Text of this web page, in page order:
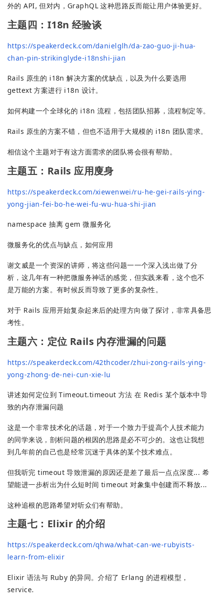
外的 API, 但对内，GraphQL 这种思路反而能让用户体验更好。
主题四：I18n 经验谈
https://speakerdeck.com/danielglh/da-zao-guo-ji-hua-
chan-pin-strikinglyde-i18nshi-jian
Rails 原生的 i18n 解决方案的优缺点，以及为什么要选用
gettext 方案进行 i18n 设计。
如何构建一个全球化的 i18n 流程，包括团队招募，流程制定等。
Rails 原生的方案不错，但也不适用于大规模的 i18n 团队需求。
相信这个主题对于有这方面需求的团队将会很有帮助。
主题五：Rails 应用廋身
https://speakerdeck.com/xiewenwei/ru-he-gei-rails-ying-
yong-jian-fei-bo-he-wei-fu-wu-hua-shi-jian
namespace 抽离 gem 微服务化
微服务化的优点与缺点，如何应用
谢文威是一个资深的讲师，将这些问题一一个深入浅出做了分
析，这几年有一种把微服务神话的感觉，但实践来看，这个也不
是万能的方案。有时候反而导致了更多的复杂性。
对于 Rails 应用开始复杂起来后的处理方向做了探讨，非常具备思
考性。
主题六：定位 Rails 内存泄漏的问题
https://speakerdeck.com/42thcoder/zhui-zong-rails-ying-
yong-zhong-de-nei-cun-xie-lu
讲述如何定位到 Timeout.timeout 方法 在 Redis 某个版本中导
致的内存泄漏问题
这是一个非常技术化的话题，对于一个致力于提高个人技术能力
的同学来说，剖析问题的根因的思路是必不可少的。这也让我想
到几年前的自己也是经常沉迷于具体的某个技术难点。
但我听完 timeout 导致泄漏的原因还是差了最后一点点深度... 希
望能进一步析出为什么短时间 timeout 对象集中创建而不释放...
这种追根的思路希望对听众们有帮助。
主题七：Elixir 的介绍
https://speakerdeck.com/qhwa/what-can-we-rubyists-
learn-from-elixir
Elixir 语法与 Ruby 的异同。介绍了 Erlang 的进程模型，
service.